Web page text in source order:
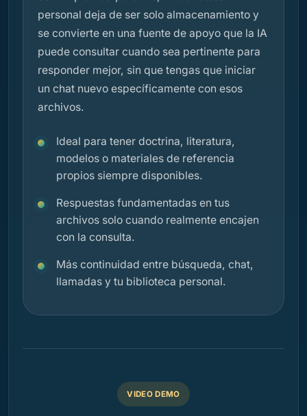
personal deja de ser solo almacenamiento y
se convierte en una fuente de apoyo que la IA
puede consultar cuando sea pertinente para
responder mejor, sin que tengas que iniciar
un chat nuevo específicamente con esos
archivos.
Ideal para tener doctrina, literatura,
modelos o materiales de referencia
propios siempre disponibles.
Respuestas fundamentadas en tus
archivos solo cuando realmente encajen
con la consulta.
Más continuidad entre búsqueda, chat,
llamadas y tu biblioteca personal.
VIDEO DEMO